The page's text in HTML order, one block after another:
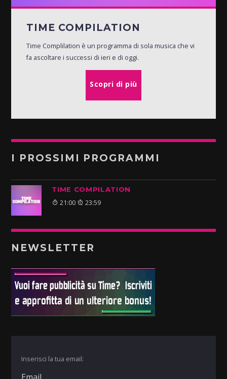
TIME COMPILATION
Time Complilation è un programma di sola musica che vi
fa ascoltare i successi di ieri e di oggi.
Scopri di più
I PROSSIMI PROGRAMMI
TIME COMPILATION
21:00 23:59
NEWSLETTER
Inserisci la tua email: